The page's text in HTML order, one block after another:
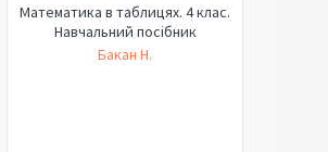
Математика в таблицях. 4 клас.
Навчальний посібник
Бакан Н.